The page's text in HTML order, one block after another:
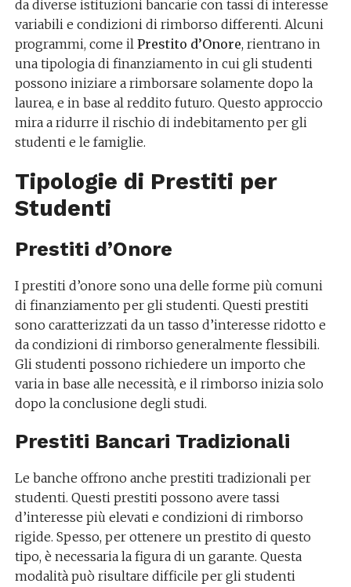
da diverse istituzioni bancarie con tassi di interesse
variabili e condizioni di rimborso differenti. Alcuni
programmi, come il Prestito d’Onore, rientrano in
una tipologia di finanziamento in cui gli studenti
possono iniziare a rimborsare solamente dopo la
laurea, e in base al reddito futuro. Questo approccio
mira a ridurre il rischio di indebitamento per gli
studenti e le famiglie.
Tipologie di Prestiti per
Studenti
Prestiti d’Onore
I prestiti d’onore sono una delle forme più comuni
di finanziamento per gli studenti. Questi prestiti
sono caratterizzati da un tasso d’interesse ridotto e
da condizioni di rimborso generalmente flessibili.
Gli studenti possono richiedere un importo che
varia in base alle necessità, e il rimborso inizia solo
dopo la conclusione degli studi.
Prestiti Bancari Tradizionali
Le banche offrono anche prestiti tradizionali per
studenti. Questi prestiti possono avere tassi
d’interesse più elevati e condizioni di rimborso
rigide. Spesso, per ottenere un prestito di questo
tipo, è necessaria la figura di un garante. Questa
modalità può risultare difficile per gli studenti